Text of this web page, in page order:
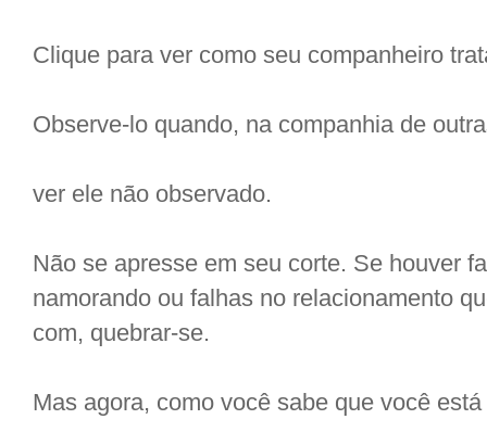
Clique para ver como seu companheiro
Observe-lo quando, na companhia de
ver ele não observado.
Não se apresse em seu corte. Se houver
namorando ou falhas no relacionamento
com, quebrar-se.
Mas agora, como você sabe que você